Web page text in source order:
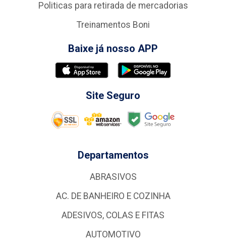
Politicas para retirada de mercadorias
Treinamentos Boni
Baixe já nosso APP
Site Seguro
Departamentos
ABRASIVOS
AC. DE BANHEIRO E COZINHA
ADESIVOS, COLAS E FITAS
AUTOMOTIVO